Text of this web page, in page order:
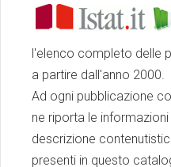
l'elenco completo delle
a partire dall'anno 2000.
Ad ogni pubblicazione
ne riporta le
descrizione
presenti in questo